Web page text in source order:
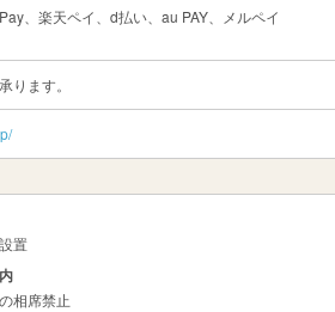
、楽天ペイ、d払い、au PAY、メルペイ
ります。
置
相席禁止